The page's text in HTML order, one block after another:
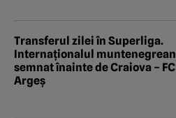
Transferul zilei în Superliga.
Internaționalul muntenegrean
semnat înainte de Craiova – FC
Argeș